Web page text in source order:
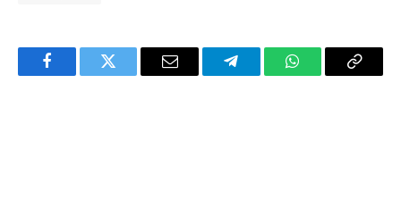
FacebookTwitter Email TelegramWhatsAppCopy